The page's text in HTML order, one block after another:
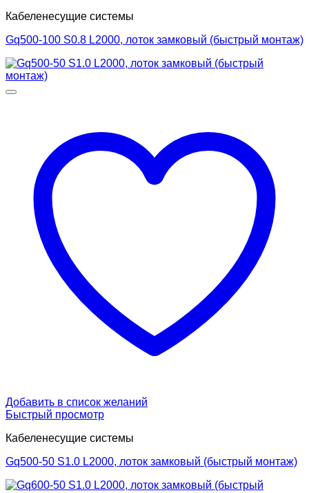
Кабеленесущие системы
Gq500-100 S0.8 L2000, лоток замковый (быстрый монтаж)
Добавить в список желаний
Быстрый просмотр
Кабеленесущие системы
Gq500-50 S1.0 L2000, лоток замковый (быстрый монтаж)